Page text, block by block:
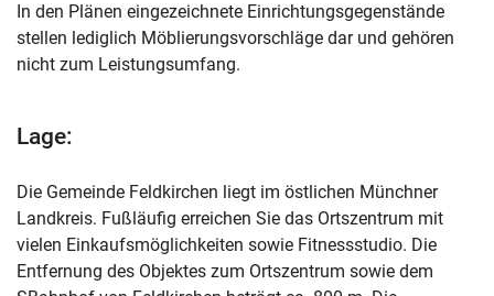
In den Plänen eingezeichnete Einrichtungsgegenstände
stellen lediglich Möblierungsvorschläge dar und gehören
nicht zum Leistungsumfang.
Lage:
Die Gemeinde Feldkirchen liegt im östlichen Münchner
Landkreis. Fußläufig erreichen Sie das Ortszentrum mit
vielen Einkaufsmöglichkeiten sowie Fitnessstudio. Die
Entfernung des Objektes zum Ortszentrum sowie dem